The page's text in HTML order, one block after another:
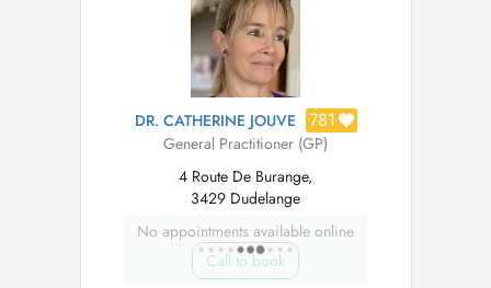
DR. CATHERINE JOUVE 781
General Practitioner (GP)
4 Route De Burange,
3429 Dudelange
No appointments available online
Call to book